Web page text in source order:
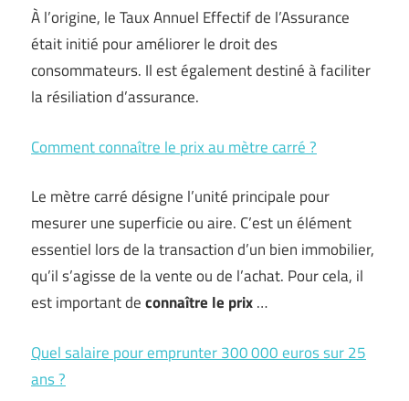
À l’origine, le Taux Annuel Effectif de l’Assurance
était initié pour améliorer le droit des
consommateurs. Il est également destiné à faciliter
la résiliation d’assurance.
Comment connaître le prix au mètre carré ?
Le mètre carré désigne l’unité principale pour
mesurer une superficie ou aire. C’est un élément
essentiel lors de la transaction d’un bien immobilier,
qu’il s’agisse de la vente ou de l’achat. Pour cela, il
est important deconnaître le prix…
Quel salaire pour emprunter 300 000 euros sur 25
ans ?